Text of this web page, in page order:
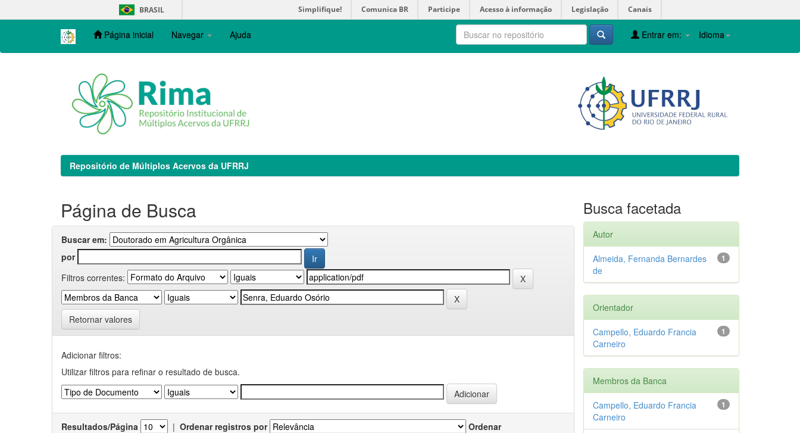
navigation
BRASIL Simplifique! Comunica BR Participe Acesso à informação Legislação Canais
Página inicial Navegar Ajuda Idioma
Entrar em:
Repositório de Múltiplos Acervos da UFRRJ
Página de Busca
Buscar em:
por
Filtros correntes:
Retornar valores
Adicionar filtros:
Utilizar filtros para refinar o resultado de busca.
Resultados/Página | Ordenar registros por
Ordenar
Busca facetada
Autor
1
Almeida, Fernanda Bernardes
de
Orientador
1
Campello, Eduardo Francia
Carneiro
Membros da Banca
1
Campello, Eduardo Francia
Carneiro